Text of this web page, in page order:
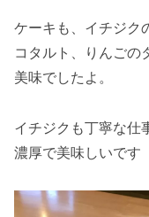
ケーキも、イチジク
コタルト、りんごの
美味でしたよ。
イチジクも丁寧な仕
濃厚で美味しいです